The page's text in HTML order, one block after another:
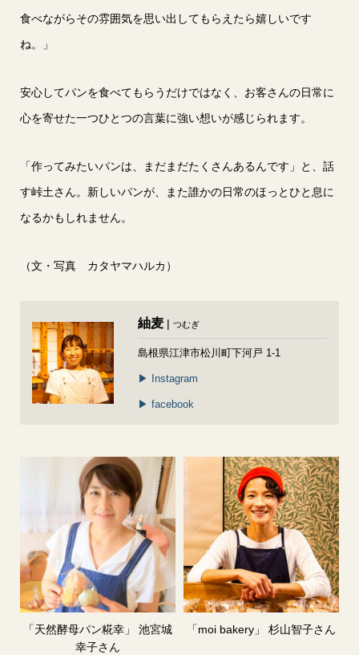
食べながらその雰囲気を思い出してもらえたら嬉しいです
ね。」
安心してパンを食べてもらうだけではなく、お客さんの日常に
心を寄せた一つひとつの言葉に強い想いが感じられます。
「作ってみたいパンは、まだまだたくさんあるんです」と、話
す峠土さん。新しいパンが、また誰かの日常のほっとひと息に
なるかもしれません。
（文・写真 カタヤマハルカ）
紬麦 | つむぎ
島根県江津市松川町下河戸 1-1
▶︎ Instagram
▶︎ facebook
「天然酵母パン糀幸」 池宮城
幸子さん
「moi bakery」 杉山智子さん